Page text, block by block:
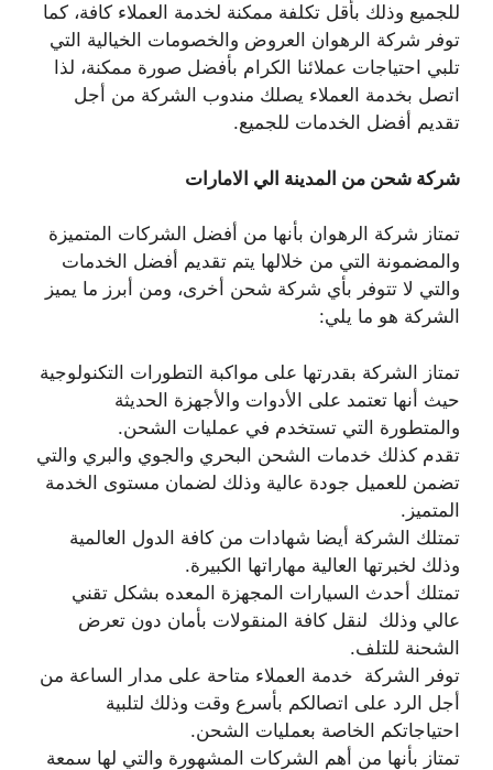
للجميع وذلك بأقل تكلفة ممكنة لخدمة العملاء كافة، كما
توفر شركة الرهوان العروض والخصومات الخيالية التي
تلبي احتياجات عملائنا الكرام بأفضل صورة ممكنة، لذا
اتصل بخدمة العملاء يصلك مندوب الشركة من أجل
تقديم أفضل الخدمات للجميع.
شركة شحن من المدينة الي الامارات
تمتاز شركة الرهوان بأنها من أفضل الشركات المتميزة
والمضمونة التي من خلالها يتم تقديم أفضل الخدمات
والتي لا تتوفر بأي شركة شحن أخرى، ومن أبرز ما يميز
الشركة هو ما يلي:
تمتاز الشركة بقدرتها على مواكبة التطورات التكنولوجية
حيث أنها تعتمد على الأدوات والأجهزة الحديثة
والمتطورة التي تستخدم في عمليات الشحن.
تقدم كذلك خدمات الشحن البحري والجوي والبري والتي
تضمن للعميل جودة عالية وذلك لضمان مستوى الخدمة
المتميز.
تمتلك الشركة أيضا شهادات من كافة الدول العالمية
وذلك لخبرتها العالية مهاراتها الكبيرة.
تمتلك أحدث السيارات المجهزة المعده بشكل تقني
عالي وذلك لنقل كافة المنقولات بأمان دون تعرض
الشحنة للتلف.
توفر الشركة خدمة العملاء متاحة على مدار الساعة من
أجل الرد على اتصالكم بأسرع وقت وذلك لتلبية
احتياجاتكم الخاصة بعمليات الشحن.
تمتاز بأنها من أهم الشركات المشهورة والتي لها سمعة